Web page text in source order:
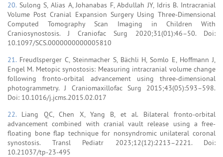
20. Sulong S, Alias A, Johanabas F, Abdullah JY, Idris B. Intracranial
Volume Post Cranial Expansion Surgery Using Three-Dimensional
Computed Tomography Scan Imaging in Children With
Craniosynostosis. J Craniofac Surg 2020;31(01):46–50. Doi:
10.1097/SCS.0000000000005810
21. Freudlsperger C, Steinmacher S, Bächli H, Somlo E, Hoffmann J,
Engel M. Metopic synostosis: Measuring intracranial volume change
following fronto-orbital advancement using three-dimensional
photogrammetry. J Craniomaxillofac Surg 2015;43(05):593–598.
Doi: 10.1016/j.jcms.2015.02.017
22. Liang QC, Chen X, Yang B, et al. Bilateral fronto-orbital
advancement combined with cranial vault release using a free-
floating bone flap technique for nonsyndromic unilateral coronal
synostosis. Transl Pediatr 2023;12(12):2213–2221. Doi:
10.21037/tp-23-495